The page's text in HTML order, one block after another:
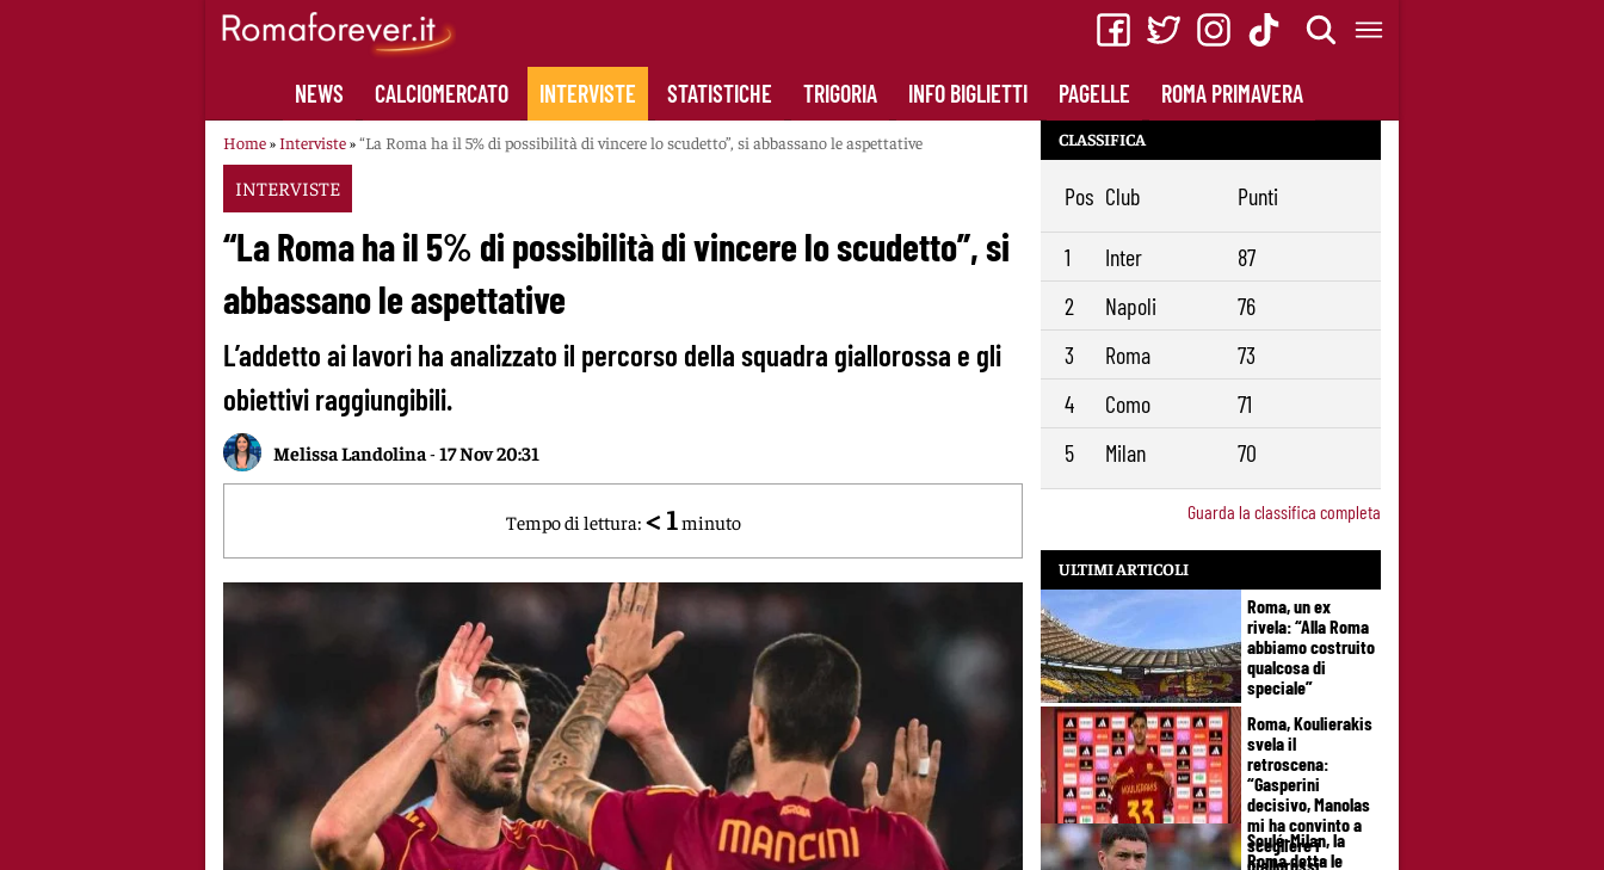
NEWS CALCIOMERCATO INTERVISTE STATISTICHE TRIGORIA INFO BIGLIETTI PAGELLE ROMA PRIMAVERA
Home»Interviste»“La Roma ha il 5% di possibilità di vincere lo scudetto”, si abbassano le aspettative
INTERVISTE
“La Roma ha il 5% di possibilità di vincere lo scudetto”, si
abbassano le aspettative
L’addetto ai lavori ha analizzato il percorso della squadra giallorossa e gli
obiettivi raggiungibili.
Melissa Landolina -17 Nov 20:31
Tempo di lettura: < 1 minuto
CLASSIFICA
Pos Club Punti
1 Inter
87
2
Napoli
76
3
Roma
73
4
Como
71
5
Milan 70
Guarda la classifica completa
ULTIMI ARTICOLI
Roma, un ex
rivela: “Alla Roma
abbiamo costruito
qualcosa di
speciale”
Roma, Koulierakis
svela il
retroscena:
“Gasperini
decisivo, Manolas
mi ha convinto a
scegliere i
giallorossi”
Soulé-Milan, la
Roma detta le